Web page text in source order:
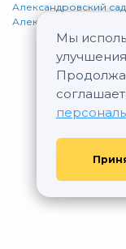
Мы
Александровский сад
Алексеевская